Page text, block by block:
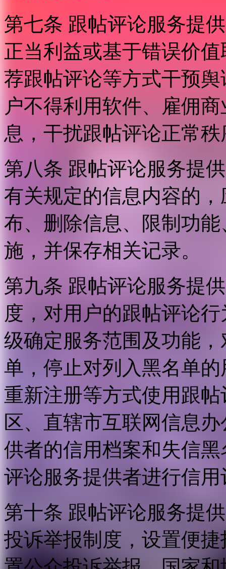
第七条 跟帖评论服务提
正当利益或基于错误价
荐跟帖评论等方式干预
户不得利用软件、雇佣
息，干扰跟帖评论正常
第八条 跟帖评论服务提
有关规定的信息内容的
布、删除信息、限制功
施，并保存相关记录。
第九条 跟帖评论服务提
度，对用户的跟帖评论
级确定服务范围及功能
单，停止对列入黑名单
重新注册等方式使用跟
区、直辖市互联网信息
供者的信用档案和失信
评论服务提供者进行信用
第十条 跟帖评论服务提
投诉举报制度，设置便